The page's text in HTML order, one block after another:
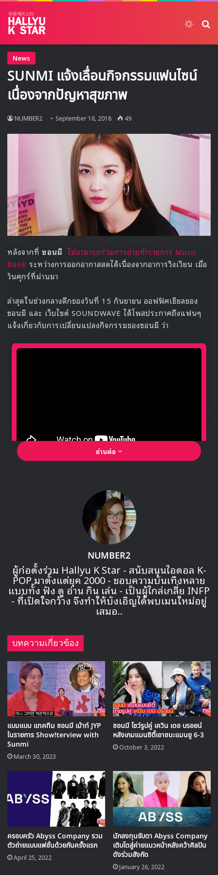
News
SUNMI แจ้งเลื่อนกิจกรรมแฟนไซน์
เนื่องจากปัญหาสุขภาพ
NUMBER2 September 16, 2018 49
หลังจากที่ ซอนมี ไม่สามารถร่วมการถ่ายทำรายการ Music
Bank ระหว่างการออกอากาสสดได้เนื่องจากอาการวิงเวียน เมื่อ
วันศุกร์ที่ผ่านมา
ล่าสุดในช่วงกลางดึกของวันที่ 15 กันยายน ออฟฟิศเชียลของ
ซอนมี และ เว็บไซต์ SOUNDWAVE ได้โพสประกาศถึงแฟนๆ
แจ้งเกี่ยวกับการเปลี่ยนแปลงกิจกรรมของซอนมี ว่า
🎙GYUBIN ปลื้มเมืองไทยขนาดไหน? ถึงกลับมาถ่าย
▶ คลิกดูสัมภาษณ์พิเศษ
“สวัสดี นี่คือ SOUNDWAVE
กิจกรรมแฟนไซน์มินิอัลบั้ม ‘Warning’ ของซอนมี ที่จะจัดขึ้นใน
วันอาทิตย์ที่ 16 กันยายน ณ Pangyo Techno Valley Global
R&D Center จะต้องเลื่อนออกไปก่อน เนื่องจากปัญหาด้าน
สุขภาพของซอนมี
ต่าง ๆ จะถูกแจ้งถึงผู้ที่มีสิทธิเป็นรายบุคคล
ออกไป อันเนื่องมาจากสถานการณ์ที่ไม่สามารถหลีกเลี่ยงได้
พวกเราหวังเป็นอย่างยิ่งว่า เธอจะรับการรักษาฟื้นฟูร่างกายให้
กลับสู่ปกติได้อย่างรวดเร็ว
พวกเราต้องขออภัยในความไม่สะดวกมา ณ ที่นี้ด้วย และ
ขอบคุณครับ/ค่ะ”
อ่านต่อ
NUMBER2
ผู้ก่อตั้งร่วม Hallyu K Star - สนับสนุนไอดอล K-
POP มาตั้งแต่ยุค 2000 - ชอบความบันเทิงหลาย
แบบทั้ง ฟัง ดู อ่าน กิน เล่น - เป็นผู้ไกล่เกลี่ย INFP
- ที่เปิดใจกว้าง จึงทำให้บังเอิญได้พบเมนใหม่อยู่
เสมอ..
บทความเกี่ยวข้อง
แบมแบม แทคทีม ซอนมี เม้าท์ JYP
ในรายการ Show!terview with
Sunmi
March 30, 2023
ซอนมี โชว์รูปคู่ เควิน เดอ บรอยน์
หลังเกมแมนซิตี้เอาชนะแมนยู 6-3
October 3, 2022
ครอบครัว Abyss Company รวม
ตัวถ่ายแบบแฟชั่นด้วยกันครั้งแรก
April 25, 2022
นักลงทุนจับตา Abyss Company
เติบโตสู่ค่ายแนวหน้าหลังคว้าศิลปิน
ดังร่วมสังกัด
January 26, 2022